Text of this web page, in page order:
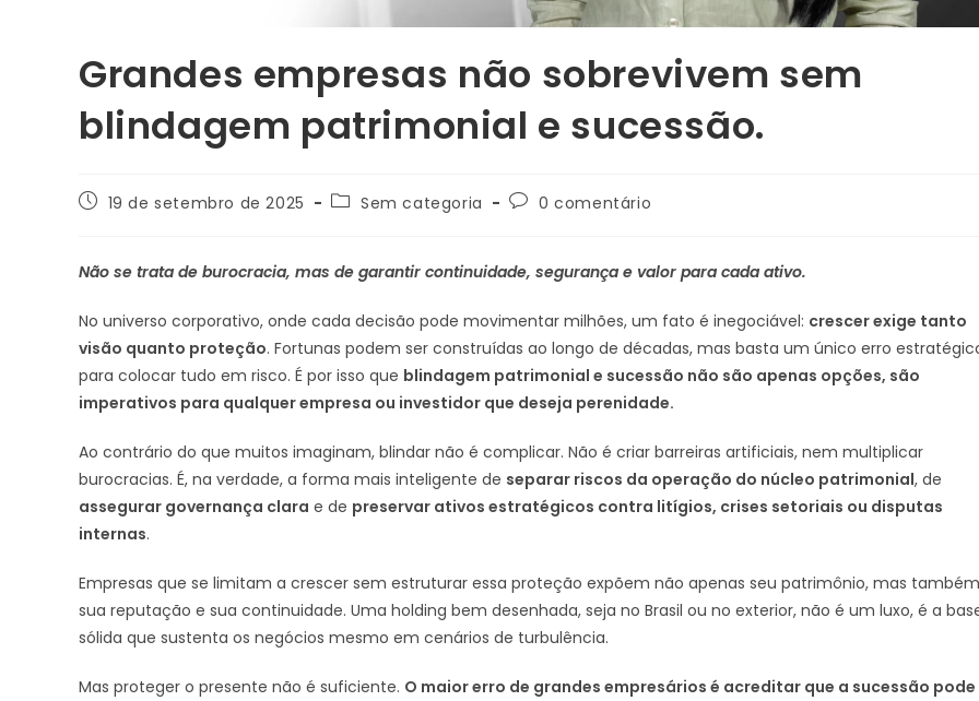
Grandes empresas não sobrevivem sem
blindagem patrimonial e sucessão.
19 de setembro de 2025 Sem categoria 0 comentário
Não se trata de burocracia, mas de garantir continuidade, segurança e valor para cada ativo.
No universo corporativo, onde cada decisão pode movimentar milhões, um fato é inegociável: crescer exige tanto
visão quanto proteção. Fortunas podem ser construídas ao longo de décadas, mas basta um único erro
para colocar tudo em risco. É por isso que blindagem patrimonial e sucessão não são apenas opções, são
imperativos para qualquer empresa ou investidor que deseja perenidade.
Ao contrário do que muitos imaginam, blindar não é complicar. Não é criar barreiras artificiais, nem multiplicar
burocracias. É, na verdade, a forma mais inteligente de separar riscos da operação do núcleo patrimonial, de
assegurar governança clara e de preservar ativos estratégicos contra litígios, crises setoriais ou disputas
internas.
Empresas que se limitam a crescer sem estruturar essa proteção expõem não apenas seu patrimônio, mas também
sua reputação e sua continuidade. Uma holding bem desenhada, seja no Brasil ou no exterior, não é um luxo, é a
sólida que sustenta os negócios mesmo em cenários de turbulência.
Mas proteger o presente não é suficiente. O maior erro de grandes empresários é acreditar que a sucessão pode